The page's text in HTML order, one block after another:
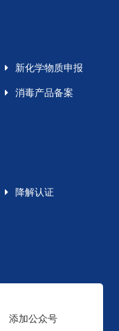
新化学物质申报
消毒产品备案
降解认证
添加公众号